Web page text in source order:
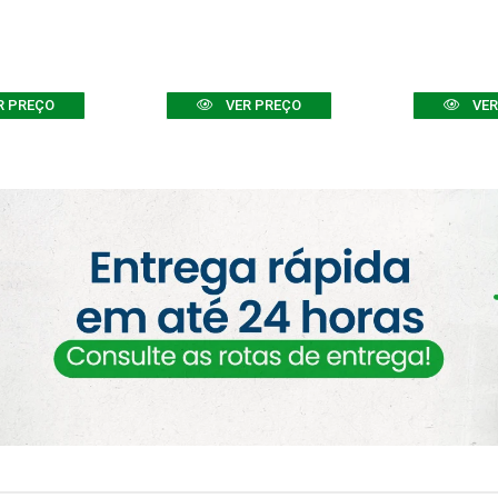
PREÇO VER PREÇO